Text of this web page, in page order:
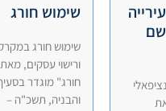
שימוש חורג
שימוש חורג
ורישוי עסקים,
והבניה, תשכ"ה –